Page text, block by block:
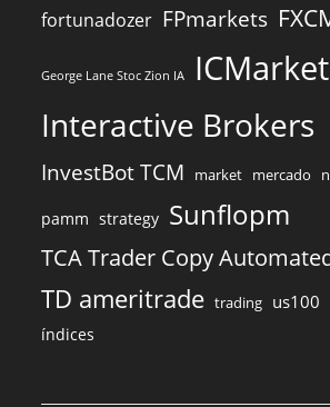
fortunadozer FPmarkets
George Lane Stoc Zion IA
Interactive Brokers
InvestBot TCM market mercado
pamm strategy Sunflopm
TCA Trader Copy
TD ameritrade trading us100
índices